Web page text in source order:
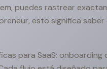
puedes rastrear
esto significa
para SaaS: onboarding